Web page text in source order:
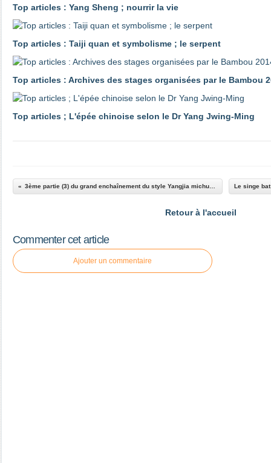
Top articles : Yang Sheng ; nourrir la vie
Top articles : Taiji quan et symbolisme ; le serpent
Top articles : Archives des stages organisées par le Bambou
Top articles ; L'épée chinoise selon le Dr Yang Jwing-Ming
Retour à l'accueil
Commenter cet article
Ajouter un commentaire